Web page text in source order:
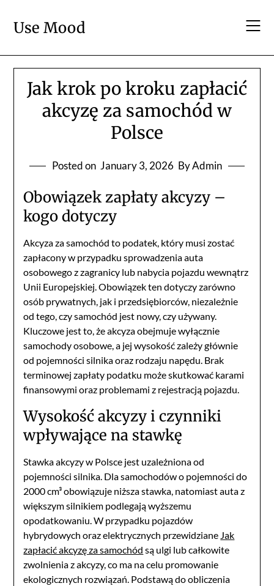
content
Use Mood
Jak krok po kroku zapłacić
akcyzę za samochód w
Polsce
Posted on January 3, 2026 By Admin
Obowiązek zapłaty akcyzy –
kogo dotyczy
Akcyza za samochód to podatek, który musi zostać
zapłacony w przypadku sprowadzenia auta
osobowego z zagranicy lub nabycia pojazdu wewnątrz
Unii Europejskiej. Obowiązek ten dotyczy zarówno
osób prywatnych, jak i przedsiębiorców, niezależnie
od tego, czy samochód jest nowy, czy używany.
Kluczowe jest to, że akcyza obejmuje wyłącznie
samochody osobowe, a jej wysokość zależy głównie
od pojemności silnika oraz rodzaju napędu. Brak
terminowej zapłaty podatku może skutkować karami
finansowymi oraz problemami z rejestracją pojazdu.
Wysokość akcyzy i czynniki
wpływające na stawkę
Stawka akcyzy w Polsce jest uzależniona od
pojemności silnika. Dla samochodów o pojemności do
2000 cm³ obowiązuje niższa stawka, natomiast auta z
większym silnikiem podlegają wyższemu
opodatkowaniu. W przypadku pojazdów
hybrydowych oraz elektrycznych przewidziane Jak
zapłacić akcyzę za samochód są ulgi lub całkowite
zwolnienia z akcyzy, co ma na celu promowanie
ekologicznych rozwiązań. Podstawą do obliczenia